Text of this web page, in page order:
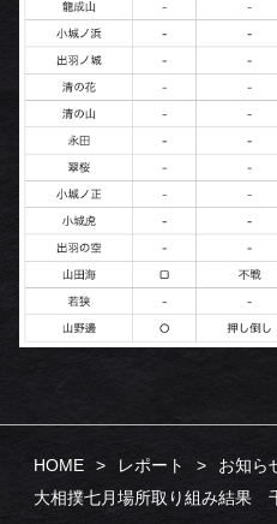
HOME レポート
お知ら
大相撲七月場所取り組み結果